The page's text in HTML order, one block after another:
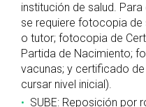
institución de salud.
se requiere fotocopia de
o tutor; fotocopia de
Partida de Nacimiento;
vacunas; y certificado
cursar nivel inicial).
SUBE: Reposición por